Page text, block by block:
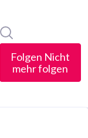
Folgen Nicht
mehr folgen